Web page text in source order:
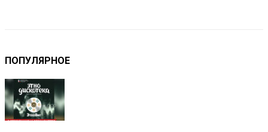
ПОПУЛЯРНОЕ